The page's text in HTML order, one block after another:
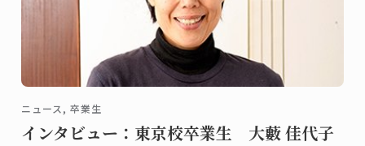
ニュース, 卒業生
インタビュー：東京校卒業生 大藪 佳代子